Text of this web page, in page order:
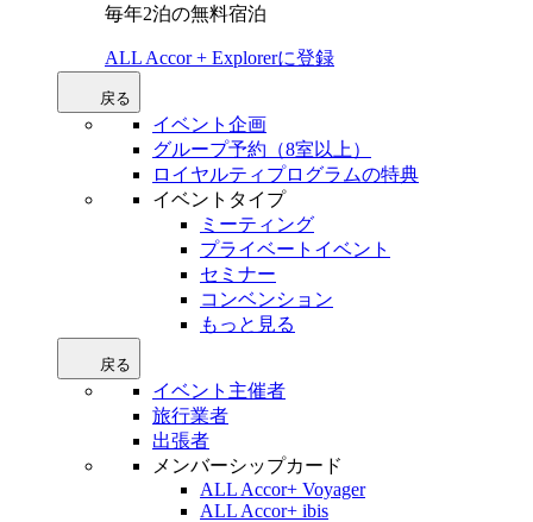
毎年2泊の無料宿泊
ALL Accor + Explorerに登録
戻る
イベント企画
グループ予約（8室以上）
ロイヤルティプログラムの特典
イベントタイプ
ミーティング
プライベートイベント
セミナー
コンベンション
もっと見る
戻る
イベント主催者
旅行業者
出張者
メンバーシップカード
ALL Accor+ Voyager
ALL Accor+ ibis